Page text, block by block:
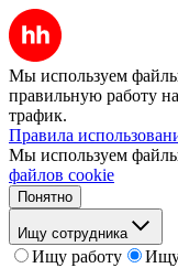
Мы используем
правильную работу
трафик.
Правила
Мы используем
файлов cookie
Понятно
Ищу сотрудника
Ищу работу
Ищу